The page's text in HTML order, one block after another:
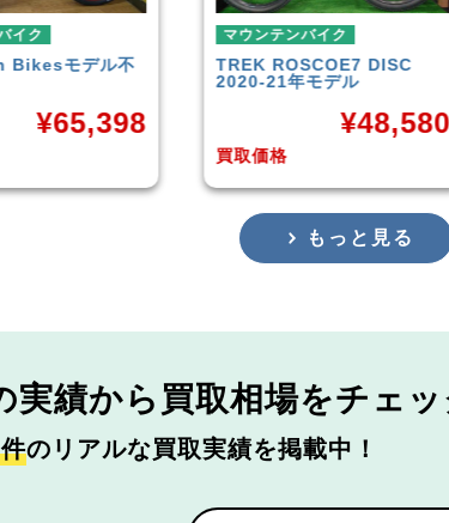
バイク
DISC
モデル
¥48,580
マウンテンバイク
Rocky Mountain
Carbon30 2022年モデル
買取価格
¥
もっと見る
実績から 買取相場をチェ
件のリアルな買取実績を掲載中！